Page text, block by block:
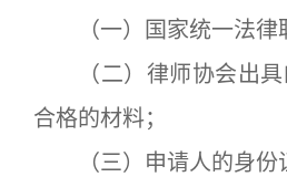
（一）国家统一法律
（二）律师协会出具
合格的材料；
（三）申请人的身份